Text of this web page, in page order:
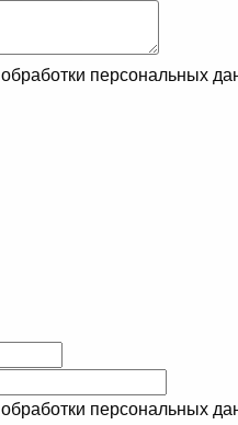
обработки персональных
обработки персональных